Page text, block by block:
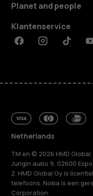
Planet and people
Klantenservice
FacebookInstagramTiktok
Netherlands
TM en © 2026 HMD
Jungin aukio 9, 02600
2. HMD Global Oy is
telefoons. Nokia is een
Corporation.